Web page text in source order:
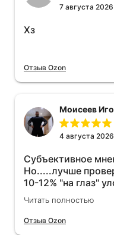
7 августа 2026
Хз
Отзыв Ozon
Моисеев
4 августа 2026
Субъективное
Но.....лучше
10-12% "на глаз"
Покатаюсь, потом
будет 😁.
Читать полностью
Отзыв Ozon